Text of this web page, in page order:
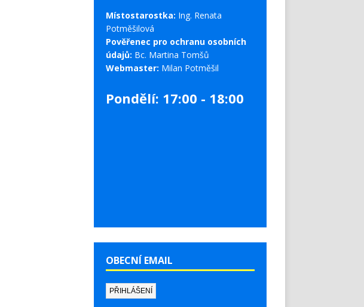
Místostarostka: Ing. Renata
Potměšilová
Pověřenec pro ochranu osobních
údajů: Bc. Martina Tomšů
Webmaster: Milan Potměšil
Pondělí: 17:00 - 18:00
OBECNÍ EMAIL